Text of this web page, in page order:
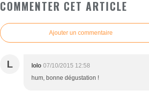
COMMENTER CET ARTICLE
Ajouter un commentaire
L lolo 07/10/2015 12:58
hum, bonne dégustation !